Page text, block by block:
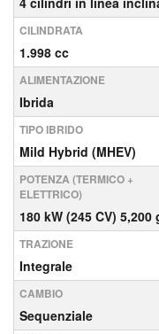
CILINDRATA
1.998 cc
ALIMENTAZIONE
Ibrida
TIPO IBRIDO
Mild Hybrid (MHEV)
POTENZA (TERMICO +
ELETTRICO)
180 kW (245 CV) 5,200
TRAZIONE
Integrale
CAMBIO
Sequenziale